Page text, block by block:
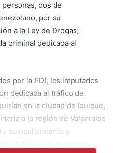
dos de
por su
a la Ley de Drogas,
criminal dedicada al
por la PDI, los imputados
dedicada al tráfico de
en la ciudad de Iquique,
a la región de Valparaíso
su ocultamiento y